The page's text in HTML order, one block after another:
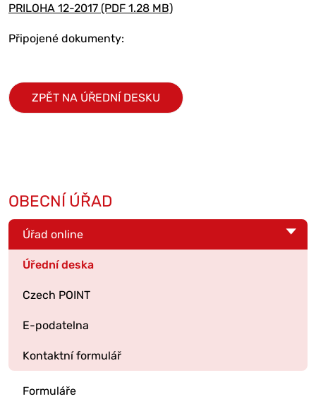
PRILOHA 12-2017 (PDF 1.28 MB)
Připojené dokumenty:
ZPĚT NA ÚŘEDNÍ DESKU
OBECNÍ ÚŘAD
Úřad online
Úřední deska
Czech POINT
E-podatelna
Kontaktní formulář
Formuláře